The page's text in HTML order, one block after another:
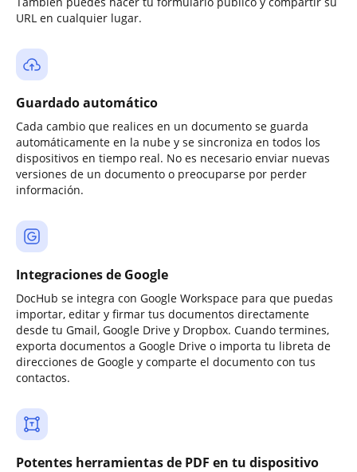
URL en cualquier lugar.
Guardado automático
Cada cambio que realices en un documento se guarda
automáticamente en la nube y se sincroniza en todos los
dispositivos en tiempo real. No es necesario enviar nuevas
versiones de un documento o preocuparse por perder
información.
Integraciones de Google
DocHub se integra con Google Workspace para que puedas
importar, editar y firmar tus documentos directamente
desde tu Gmail, Google Drive y Dropbox. Cuando termines,
exporta documentos a Google Drive o importa tu libreta de
direcciones de Google y comparte el documento con tus
contactos.
Potentes herramientas de PDF en tu dispositivo